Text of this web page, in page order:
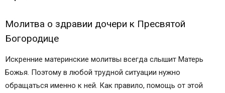
Молитва о здравии дочери к Пресвятой
Богородице
Искренние материнские молитвы всегда слышит Матерь
Божья. Поэтому в любой трудной ситуации нужно
обращаться именно к ней. Как правило, помощь от этой